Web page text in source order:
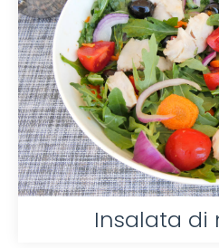
Insalata di